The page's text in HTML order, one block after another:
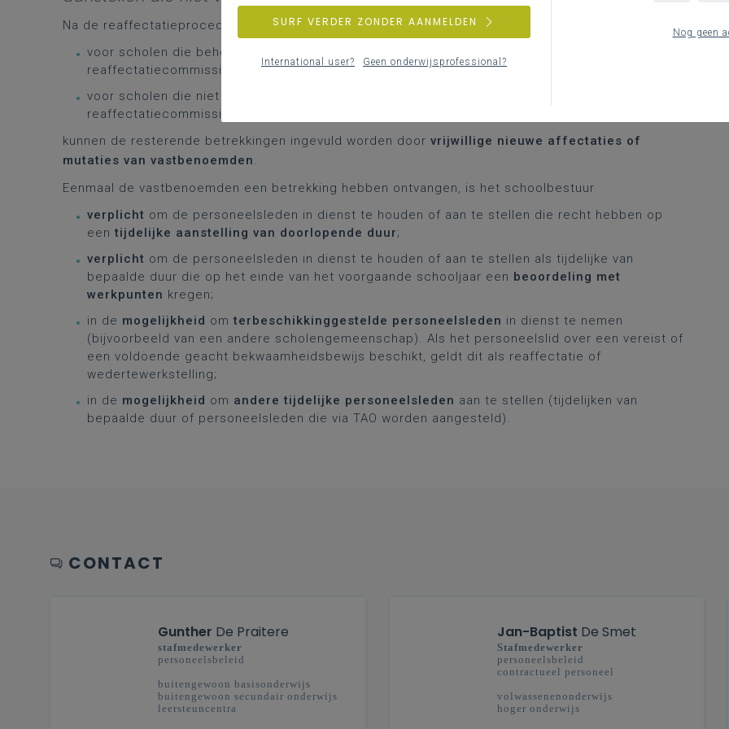
Na de reaffectatieprocedure, dat wil zeggen
voor scholen die behoren tot een scholengemeenschap: na de werking van de
reaffectatiecommissie van de scholengemeenschap
voor scholen die niet behoren tot een scholengemeenschap: na de werking van de Vlaamse
reaffectatiecommissie
kunnen de resterende betrekkingen ingevuld worden door vrijwillige nieuwe affectaties of
mutaties van vastbenoemden.
Eenmaal de vastbenoemden een betrekking hebben ontvangen, is het schoolbestuur
verplicht om de personeelsleden in dienst te houden of aan te stellen die recht hebben op
eentijdelijke aanstelling van doorlopende duur;
verplicht om de personeelsleden in dienst te houden of aan te stellen als tijdelijke van
bepaalde duur die op het einde van het voorgaande schooljaar een beoordeling met
werkpunten kregen;
in de mogelijkheid omterbeschikkinggestelde personeelsleden in dienst te nemen
(bijvoorbeeld van een andere scholengemeenschap). Als het personeelslid over een vereist of
een voldoende geacht bekwaamheidsbewijs beschikt, geldt dit als reaffectatie of
wedertewerkstelling;
in de mogelijkheid om andere tijdelijke personeelsleden aan te stellen (tijdelijken van
bepaalde duur of personeelsleden die via TAO worden aangesteld).
CONTACT
Gunther De Praitere
stafmedewerker
personeelsbeleid
buitengewoon basisonderwijs
buitengewoon secundair onderwijs
leersteuncentra
Jan-Baptist De Smet
Stafmedewerker
personeelsbeleid
contractueel personeel
volwassenenonderwijs
hoger onderwijs
Nog geen
SURF VERDER ZONDER AANMELDEN
International user? Geen onderwijsprofessional?